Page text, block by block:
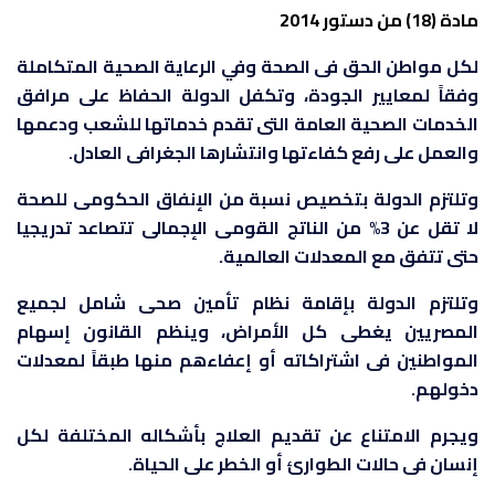
مادة (18) من دستور 2014
لكل مواطن الحق فى الصحة وفي الرعاية الصحية المتكاملة
وفقاً لمعايير الجودة، وتكفل الدولة الحفاظ على مرافق
الخدمات الصحية العامة التى تقدم خدماتها للشعب ودعمها
والعمل على رفع كفاءتها وانتشارها الجغرافى العادل.
وتلتزم الدولة بتخصيص نسبة من الإنفاق الحكومى للصحة
لا تقل عن 3% من الناتج القومى الإجمالى تتصاعد تدريجيا
حتى تتفق مع المعدلات العالمية.
وتلتزم الدولة بإقامة نظام تأمين صحى شامل لجميع
المصريين يغطى كل الأمراض، وينظم القانون إسهام
المواطنين فى اشتراكاته أو إعفاءهم منها طبقاً لمعدلات
دخولهم.
ويجرم الامتناع عن تقديم العلاج بأشكاله المختلفة لكل
إنسان فى حالات الطوارئ أو الخطر على الحياة.